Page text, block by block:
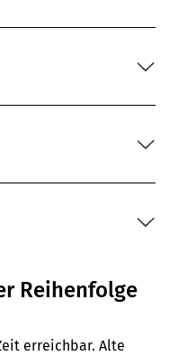
Reihenfolge
erreichbar. Alte